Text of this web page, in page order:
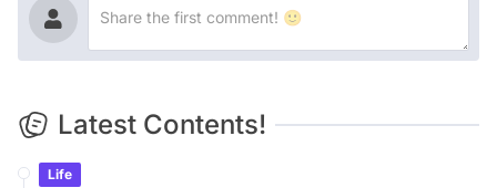
Latest Contents!
Life